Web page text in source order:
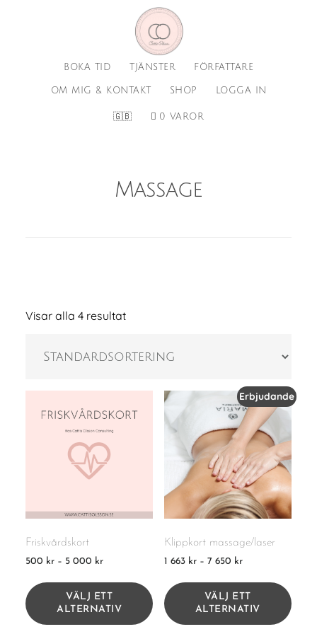
BOKA TID TJÄNSTER FÖRFATTARE
OM MIG & KONTAKT SHOP LOGGA IN
🇬🇧 0 VAROR
Massage
Visar alla 4 resultat
Friskvårdskort
500 kr – 5 000 krPrisintervall:
till
000 kr
VÄLJ ETT
ALTERNATIV
här
produkten
har
Erbjudande
Klippkort massage/laser
1 663 kr – 7 650 krPrisintervall:
663 kr
7
VÄLJ ETT
ALTERNATIV